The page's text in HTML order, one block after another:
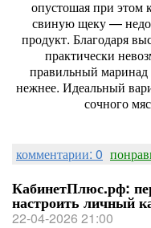
опустошая при этом
свиную щеку —
продукт. Благодаря
практически
правильный маринад
нежнее. Идеальный
сочного
комментарии: 0
КабинетПлюс.рф:
настроить личный
22-04-2026 21:00